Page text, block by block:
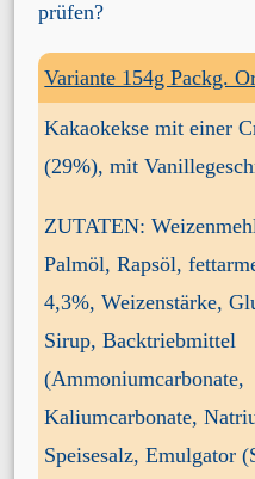
prüfen?
Variante 154g Packg.
Kakaokekse mit einer
(29%), mit
ZUTATEN:
Palmöl, Rapsöl,
4,3%, Weizenstärke,
Sirup, Backtriebmittel
(Ammoniumcarbonate,
Kaliumcarbonate,
Speisesalz, Emulgator